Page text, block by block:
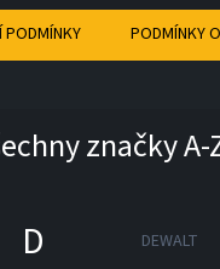
PODMÍNKY PODMÍNKY
značky A-
D DEWALT